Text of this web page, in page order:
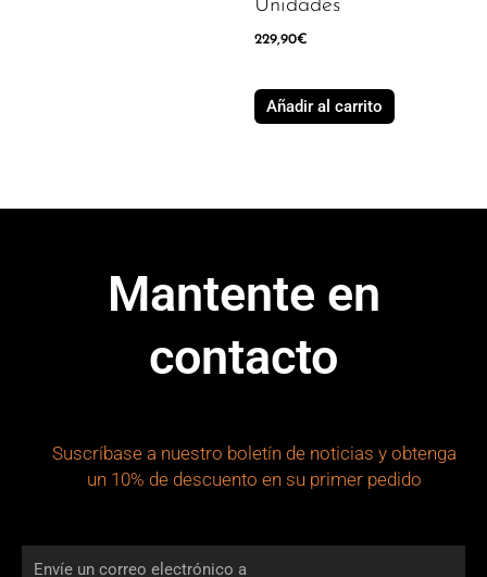
Unidades
229,90€
Añadir al carrito
Mantente en
contacto
Suscríbase a nuestro boletín de noticias y obtenga
un 10% de descuento en su primer pedido